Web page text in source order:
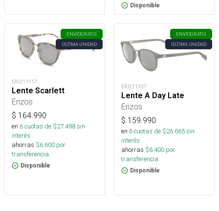
Disponible
ENVÍOGRATIS
ÚLTIMA UNIDAD
ERI211117
Lente Scarlett
Erizos
$ 164.990
en 6cuotas de $27.498sin
interés
ahorras $6.600 por
transferencia.
Disponible
ENVÍOGRATIS
ÚLTIMA UNIDAD
ERI211107
Lente A Day Late
Erizos
$ 159.990
en 6cuotas de $26.665sin
interés
ahorras $6.400 por
transferencia.
Disponible